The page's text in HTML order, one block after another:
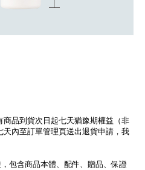
品到貨次日起七天猶豫期權益（非
內至訂單管理頁送出退貨申請，我
包含商品本體、配件、贈品、保證